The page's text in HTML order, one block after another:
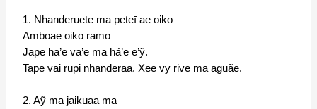
1. Nhanderuete ma peteī ae oiko
Amboae oiko ramo
Jape ha’e va’e ma há’e e’ỹ.
Tape vai rupi nhanderaa. Xee vy rive ma aguãe.
2. Aỹ ma jaikuaa ma